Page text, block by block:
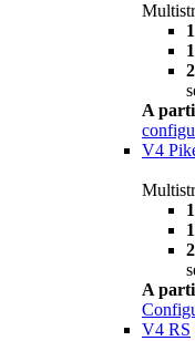
A
V4
A
V4 RS